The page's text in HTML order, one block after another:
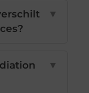
▼
▼